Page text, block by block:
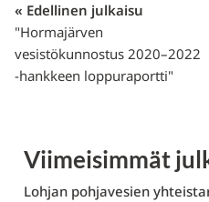
« Edellinen julkaisu
"Hormajärven
vesistökunnostus 2020–2022
-hankkeen loppuraportti"
Viimeisimmät
Lohjan pohjavesien